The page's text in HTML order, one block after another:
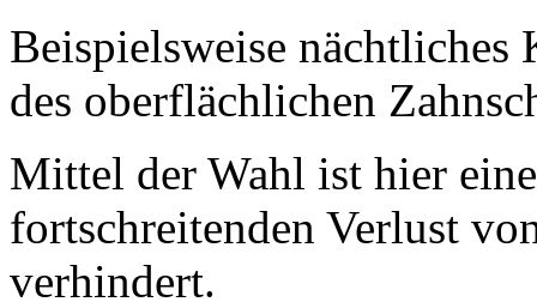
Beispielsweise
des oberflächlichen
Mittel der Wahl ist hier
fortschreitenden Verlust
verhindert.